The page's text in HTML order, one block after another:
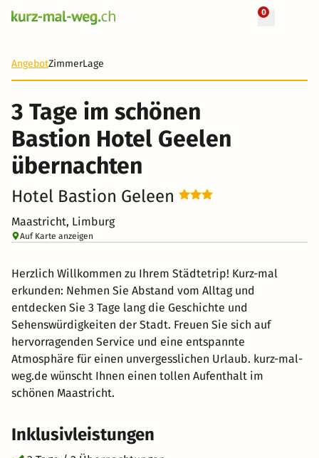
0
AngebotZimmerLage
3 Tage im schönen
Bastion Hotel Geelen
übernachten
Hotel Bastion Geleen
Maastricht, Limburg
Auf Karte anzeigen
Herzlich Willkommen zu Ihrem Städtetrip! Kurz-mal
erkunden: Nehmen Sie Abstand vom Alltag und
entdecken Sie 3 Tage lang die Geschichte und
Sehenswürdigkeiten der Stadt. Freuen Sie sich auf
hervorragenden Service und eine entspannte
Atmosphäre für einen unvergesslichen Urlaub. kurz-mal-
weg.de wünscht Ihnen einen tollen Aufenthalt im
schönen Maastricht.
Inklusivleistungen